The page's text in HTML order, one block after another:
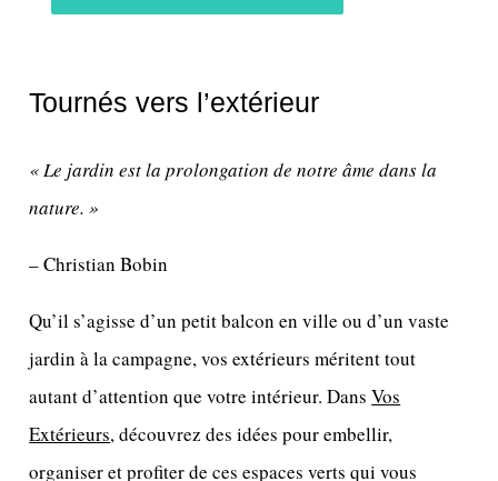
Tournés vers l’extérieur
« Le jardin est la prolongation de notre âme dans la
nature. »
– Christian Bobin
Qu’il s’agisse d’un petit balcon en ville ou d’un vaste
jardin à la campagne, vos extérieurs méritent tout
autant d’attention que votre intérieur. DansVos
Extérieurs, découvrez des idées pour embellir,
organiser et profiter de ces espaces verts qui vous